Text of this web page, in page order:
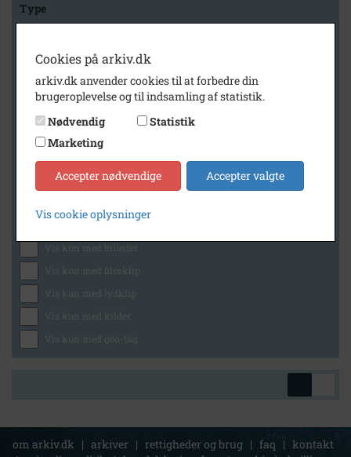
Type
Arkiv
Kalundborg Lokalarkiv
Generelt
Vis kun med billeder
Vis kun med filmklip
Vis kun med lydklip
Vis kun med kilder
Vis kun med geo-tag
om arkiv.dk | arkiver | rettigheder og brug | faq | kontakt
Cookies på arkiv.dk
arkiv.dk anvender cookies til at forbedre din
brugeroplevelse og til indsamling af statistik.
Nødvendig
Statistik
Marketing
Accepter nødvendige Accepter valgte
Vis cookie oplysninger